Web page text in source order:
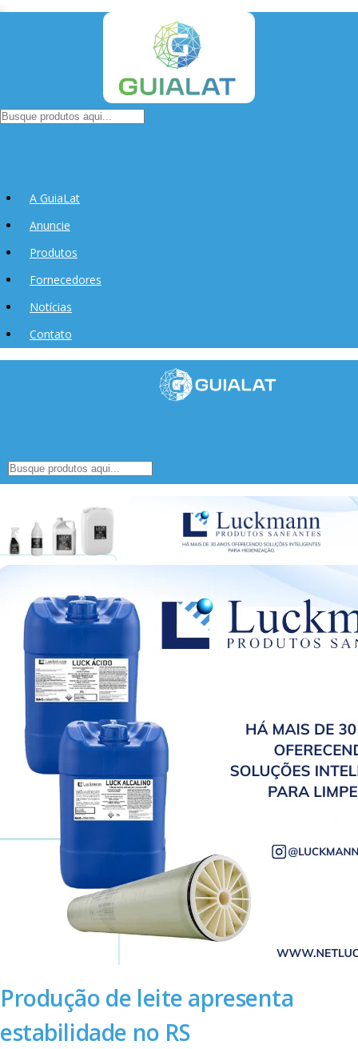
A GuiaLat
Anuncie
Produtos
Fornecedores
Notícias
Contato
Produção de leite apresenta
estabilidade no RS